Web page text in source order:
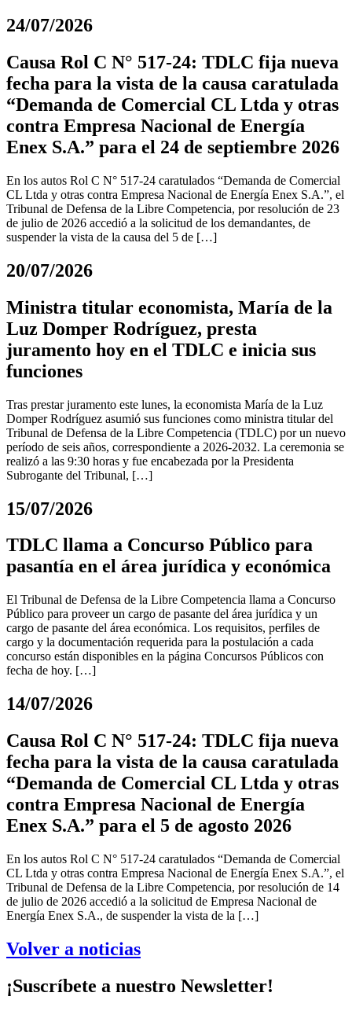
24/07/2026
Causa Rol C N° 517-24: TDLC fija nueva
fecha para la vista de la causa caratulada
“Demanda de Comercial CL Ltda y otras
contra Empresa Nacional de Energía
Enex S.A.” para el 24 de septiembre 2026
En los autos Rol C N° 517-24 caratulados “Demanda de Comercial
CL Ltda y otras contra Empresa Nacional de Energía Enex S.A.”, el
Tribunal de Defensa de la Libre Competencia, por resolución de 23
de julio de 2026 accedió a la solicitud de los demandantes, de
suspender la vista de la causa del 5 de […]
20/07/2026
Ministra titular economista, María de la
Luz Domper Rodríguez, presta
juramento hoy en el TDLC e inicia sus
funciones
Tras prestar juramento este lunes, la economista María de la Luz
Domper Rodríguez asumió sus funciones como ministra titular del
Tribunal de Defensa de la Libre Competencia (TDLC) por un nuevo
período de seis años, correspondiente a 2026-2032. La ceremonia se
realizó a las 9:30 horas y fue encabezada por la Presidenta
Subrogante del Tribunal, […]
15/07/2026
TDLC llama a Concurso Público para
pasantía en el área jurídica y económica
El Tribunal de Defensa de la Libre Competencia llama a Concurso
Público para proveer un cargo de pasante del área jurídica y un
cargo de pasante del área económica. Los requisitos, perfiles de
cargo y la documentación requerida para la postulación a cada
concurso están disponibles en la página Concursos Públicos con
fecha de hoy. […]
14/07/2026
Causa Rol C N° 517-24: TDLC fija nueva
fecha para la vista de la causa caratulada
“Demanda de Comercial CL Ltda y otras
contra Empresa Nacional de Energía
Enex S.A.” para el 5 de agosto 2026
En los autos Rol C N° 517-24 caratulados “Demanda de Comercial
CL Ltda y otras contra Empresa Nacional de Energía Enex S.A.”, el
Tribunal de Defensa de la Libre Competencia, por resolución de 14
de julio de 2026 accedió a la solicitud de Empresa Nacional de
Energía Enex S.A., de suspender la vista de la […]
Volver a noticias
¡Suscríbete a nuestro Newsletter!